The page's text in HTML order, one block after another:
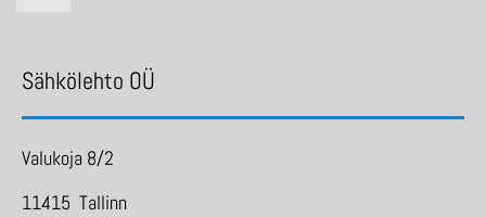
Sähkölehto OÜ
Valukoja 8/2
11415 Tallinn